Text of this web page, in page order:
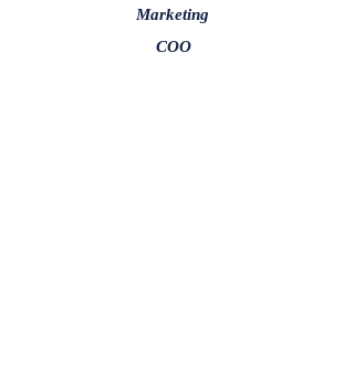
Marketing
COO